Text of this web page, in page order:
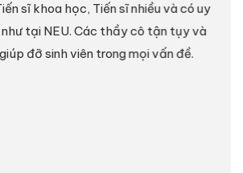
sĩ khoa học, Tiến sĩ nhiều và có uy
tại NEU. Các thầy cô tận tụy và
đỡ sinh viên trong mọi vấn đề.